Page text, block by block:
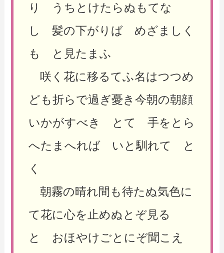
り うちとけたらぬもてな
し 髪の下がりば めざましく
も と見たまふ
咲く花に移るてふ名はつつめ
ども折らで過ぎ憂き今朝の朝顔
いかがすべき とて 手をとら
へたまへれば いと馴れて と
く
朝霧の晴れ間も待たぬ気色に
て花に心を止めぬとぞ見る
と おほやけごとにぞ聞こえ